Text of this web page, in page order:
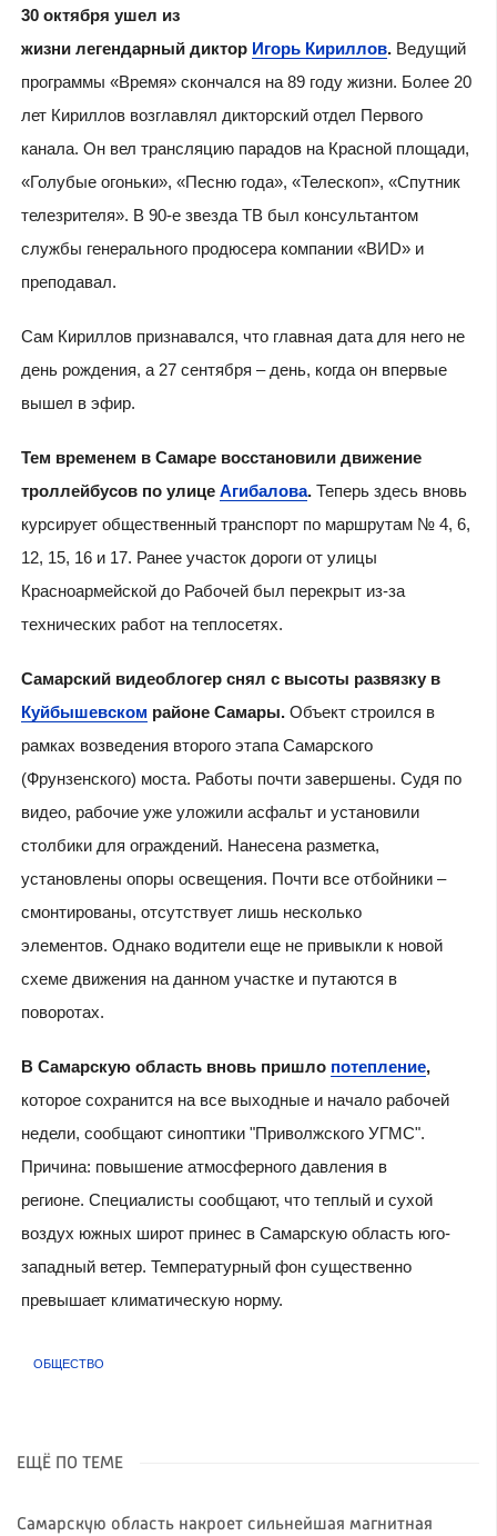
30 октября ушел из
жизни легендарный диктор Игорь Кириллов.Ведущий
программы «Время» скончался на 89 году жизни. Более 20
лет Кириллов возглавлял дикторский отдел Первого
канала. Он вел трансляцию парадов на Красной площади,
«Голубые огоньки», «Песню года», «Телескоп», «Спутник
телезрителя». В 90-е звезда ТВ был консультантом
службы генерального продюсера компании «ВИD» и
преподавал.
Сам Кириллов признавался, что главная дата для него не
день рождения, а 27 сентября – день, когда он впервые
вышел в эфир.
Тем временем в Самаре восстановили движение
троллейбусов по улице Агибалова. Теперь здесь вновь
курсирует общественный транспорт по маршрутам № 4, 6,
12, 15, 16 и 17. Ранее участок дороги от улицы
Красноармейской до Рабочей был перекрыт из-за
технических работ на теплосетях.
Самарский видеоблогер снял с высоты развязку в
Куйбышевском районе Самары. Объект строился в
рамках возведения второго этапа Самарского
(Фрунзенского) моста. Работы почти завершены. Судя по
видео, рабочие уже уложили асфальт и установили
столбики для ограждений. Нанесена разметка,
установлены опоры освещения. Почти все отбойники –
смонтированы, отсутствует лишь несколько
элементов. Однако водители еще не привыкли к новой
схеме движения на данном участке и путаются в
поворотах.
В Самарскую область вновь пришло потепление,
которое сохранится на все выходные и начало рабочей
недели, сообщают синоптики "Приволжского УГМС".
Причина: повышение атмосферного давления в
регионе. Специалисты сообщают, что теплый и сухой
воздух южных широт принес в Самарскую область юго-
западный ветер. Температурный фон существенно
превышает климатическую норму.
ОБЩЕСТВО
ЕЩЁ ПО ТЕМЕ
Самарскую область накроет сильнейшая магнитная